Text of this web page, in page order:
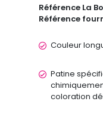
Référence La
Référence
Couleur
Patine
coloration